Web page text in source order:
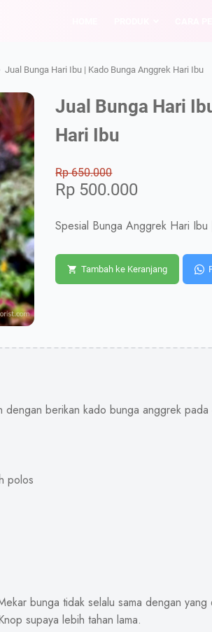
Jual Bunga Hari Ibu | Kado Bunga Anggrek Hari Ibu
Jual Bunga Hari
Hari Ibu
Rp 650.000
Rp 500.000
Spesial Bunga Anggrek Hari
Tambah ke Keranjang
dengan berikan kado bunga anggrek
polos
bunga tidak selalu sama dengan
supaya lebih tahan lama.